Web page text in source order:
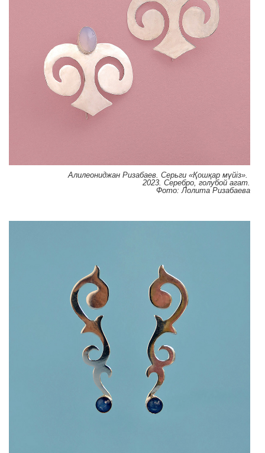
Алилеониджан Ризабаев. Серьги «Қошқар мүйіз».
2023. Серебро, голубой агат.
Фото: Лолита Ризабаева